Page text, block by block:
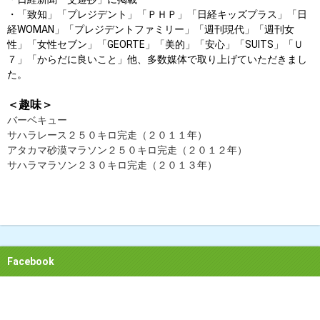
・「致知」「プレジデント」「ＰＨＰ」「日経キッズプラス」「日
経WOMAN」「プレジデントファミリー」「週刊現代」「週刊女
性」「女性セブン」「GEORTE」「美的」「安心」「SUITS」「Ｕ
７」「からだに良いこと」他、多数媒体で取り上げていただきまし
た。
＜趣味＞
バーベキュー
サハラレース２５０キロ完走（２０１１年）
アタカマ砂漠マラソン２５０キロ完走（２０１２年）
サハラマラソン２３０キロ完走（２０１３年）
Facebook